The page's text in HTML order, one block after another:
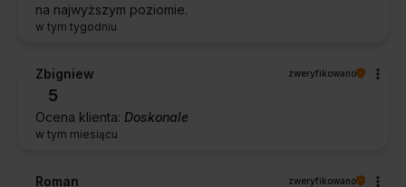
na najwyższym poziomie.
w tym tygodniu
Zbigniew zweryfikowano
5
Ocena klienta: Doskonale
w tym miesiącu
Roman zweryfikowano